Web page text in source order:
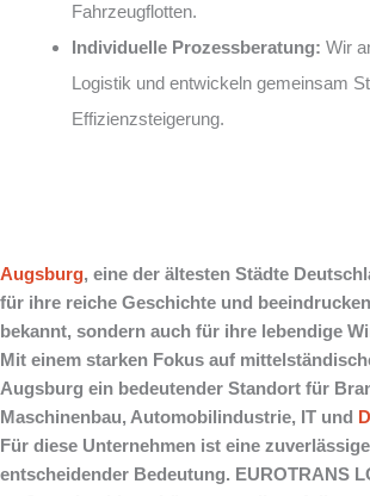
Fahrzeugflotten.
Individuelle Prozessberatung: Wir
Logistik und entwickeln gemeinsam
Effizienzsteigerung.
Augsburg, eine der ältesten Städte
für ihre reiche Geschichte und
bekannt, sondern auch für ihre lebendige
Mit einem starken Fokus auf
Augsburg ein bedeutender Standort für
Maschinenbau, Automobilindustrie, IT und
Für diese Unternehmen ist eine zuverlässige
entscheidender Bedeutung. EUROTRANS